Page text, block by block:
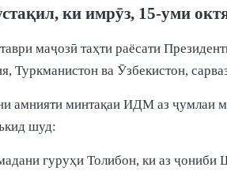
ки имрӯз, 15-уми
маҷозӣ таҳти раёсати
Туркманистон ва Ӯзбекистон,
амнияти минтақаи ИДМ аз ҷумлаи
шуд:
гуруҳи Толибон, ки аз